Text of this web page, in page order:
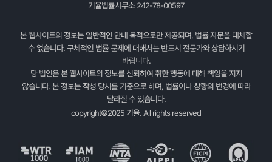
기율법률사무소 242-78-00597
본 웹사이트의 정보는 일반적인 안내 목적으로만 제공되며, 법률 자문을 대체할
수 없습니다. 구체적인 법률 문제에 대해서는 반드시 전문가와 상담하시기
바랍니다.
당 법인은 본 웹사이트의 정보를 신뢰하여 취한 행동에 대해 책임을 지지
않습니다. 본 정보는 작성 당시를 기준으로 하며, 법률이나 상황의 변경에 따라
달라질 수 있습니다.
copyright©2025 기율. All rights reserved